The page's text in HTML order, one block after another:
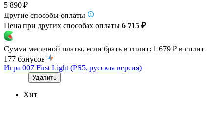
5 890 ₽
Другие способы оплаты
Цена при других способах оплаты 6 715 ₽
Сумма месячной платы, если брать в сплит: 1 679 ₽ в сплит
177 бонусов
Игра 007 First Light (PS5, русская версия)
Удалить
Хит